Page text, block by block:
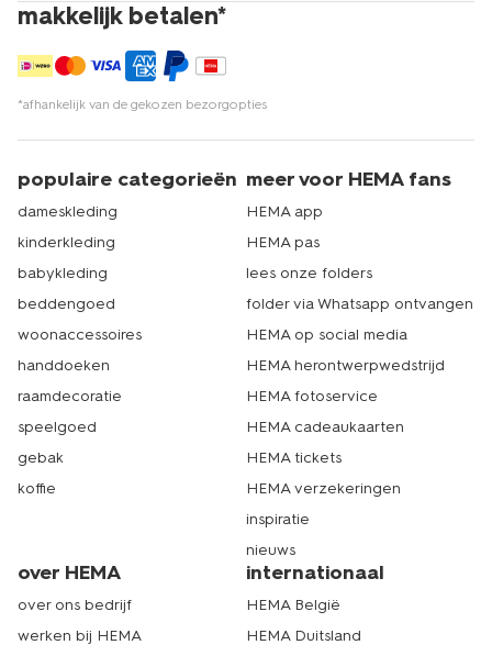
makkelijk betalen*
*afhankelijk van de gekozen bezorgopties
populaire categorieën
dameskleding
kinderkleding
babykleding
beddengoed
woonaccessoires
handdoeken
raamdecoratie
speelgoed
gebak
koffie
meer voor HEMA fans
HEMA app
HEMA pas
lees onze folders
folder via Whatsapp ontvangen
HEMA op social media
HEMA herontwerpwedstrijd
HEMA fotoservice
HEMA cadeaukaarten
HEMA tickets
HEMA verzekeringen
inspiratie
nieuws
over HEMA
over ons bedrijf
werken bij HEMA
internationaal
HEMA België
HEMA Duitsland